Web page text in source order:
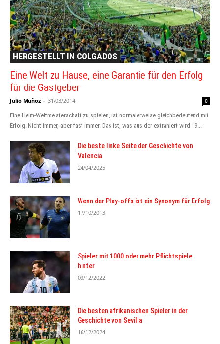
HERGESTELLT IN COLGADOS
Eine Welt zu Hause, eine Garantie für den Erfolg
für die Gastgeber
Julio Muñoz - 31/03/2014 0
Eine Heim-Weltmeisterschaft zu spielen, ist normalerweise gleichbedeutend mit
Erfolg. Nicht immer, aber fast immer. Das ist, was aus der extrahiert wird 19...
Die beste linke Seite der Geschichte von
Valencia
24/04/2025
Wenn der Play-offs ist ein Synonym für Erfolg
17/10/2013
Spieler mit 1000 oder mehr Pflichtspiele
hinter
03/12/2022
Die besten afrikanischen Spieler in der
Geschichte von Sevilla
16/12/2024